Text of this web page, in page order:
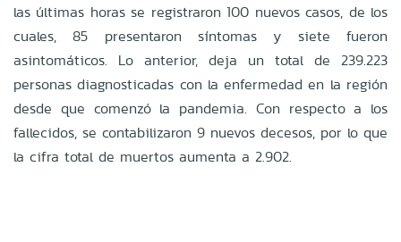
las últimas horas se registraron 100 nuevos casos, de los
cuales, 85 presentaron síntomas y siete fueron
asintomáticos. Lo anterior, deja un total de 239.223
personas diagnosticadas con la enfermedad en la región
desde que comenzó la pandemia. Con respecto a los
fallecidos, se contabilizaron 9 nuevos decesos, por lo que
la cifra total de muertos aumenta a 2.902.